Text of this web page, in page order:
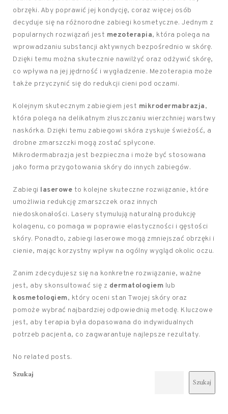
obrzęki. Aby poprawić jej kondycję, coraz więcej osób
decyduje się na różnorodne zabiegi kosmetyczne. Jednym z
popularnych rozwiązań jest mezoterapia, która polega na
wprowadzaniu substancji aktywnych bezpośrednio w skórę.
Dzięki temu można skutecznie nawilżyć oraz odżywić skórę,
co wpływa na jej jędrność i wygładzenie. Mezoterapia może
także przyczynić się do redukcji cieni pod oczami.
Kolejnym skutecznym zabiegiem jest mikrodermabrazja,
która polega na delikatnym złuszczaniu wierzchniej warstwy
naskórka. Dzięki temu zabiegowi skóra zyskuje świeżość, a
drobne zmarszczki mogą zostać spłycone.
Mikrodermabrazja jest bezpieczna i może być stosowana
jako forma przygotowania skóry do innych zabiegów.
Zabiegi laserowe to kolejne skuteczne rozwiązanie, które
umożliwia redukcję zmarszczek oraz innych
niedoskonałości. Lasery stymulują naturalną produkcję
kolagenu, co pomaga w poprawie elastyczności i gęstości
skóry. Ponadto, zabiegi laserowe mogą zmniejszać obrzęki i
cienie, mając korzystny wpływ na ogólny wygląd okolic oczu.
Zanim zdecydujesz się na konkretne rozwiązanie, ważne
jest, aby skonsultować się z dermatologiem lub
kosmetologiem, który oceni stan Twojej skóry oraz
pomoże wybrać najbardziej odpowiednią metodę. Kluczowe
jest, aby terapia była dopasowana do indywidualnych
potrzeb pacjenta, co zagwarantuje najlepsze rezultaty.
No related posts.
Szukaj
Szukaj